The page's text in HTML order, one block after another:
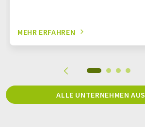
MEHR ERFAHREN
ALLE UNTERNEHMEN AUS